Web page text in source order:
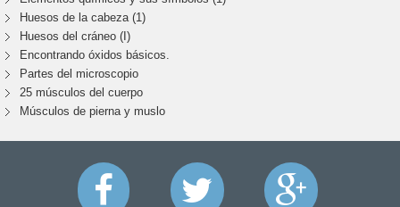
Huesos de la cabeza (1)
Huesos del cráneo (I)
Encontrando óxidos básicos.
Partes del microscopio
25 músculos del cuerpo
Músculos de pierna y muslo